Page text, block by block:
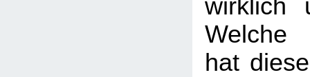
wirklich
Welche
hat